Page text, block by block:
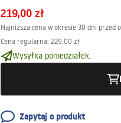
219,00 zł
Najniższa cena w okresie 30 dni przed
Cena regularna: 229,00 zł
Wysyłka poniedziałek.
Zapytaj o produkt